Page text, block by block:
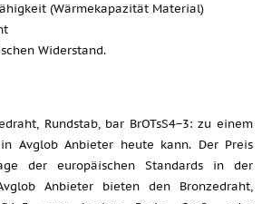
(Wärmekapazität Material)
Widerstand.
Rundstab, bar BrOTsS4−3: zu einem
Avglob Anbieter heute kann. Der Preis
der europäischen Standards in der
Anbieter bieten den Bronzedraht,